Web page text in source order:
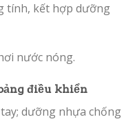
tính, kết hợp dưỡng
nước nóng.
điều khiển
dưỡng nhựa chống